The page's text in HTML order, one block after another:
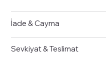
İade & Cayma
Sevkiyat & Teslimat